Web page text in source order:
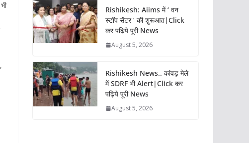
Rishikesh: Aiims में ‘ वन
स्टॉप सेंटर ’ की शुरूआत|Click
कर पढ़िये पूरी News
August 5, 2026
Rishikesh News.. कांवड़ मेले
में SDRF भी Alert|Click कर
पढ़िये पूरी News
August 5, 2026